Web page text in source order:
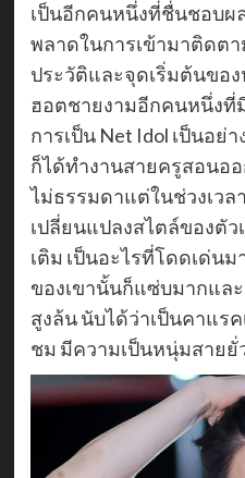
เป็นอีกคนหนึ่งที่ชื่นชอบผ
พลาดในการเข้ามาติดต
ประวัติและจุดเริ่มต้นขอ
ฮอตชายงามอีกคนหนึ่งที่
การเป็น Net Idol เป็นอย่
ก็ได้ทำงานสายครูสอนอ
ไม่ธรรมดาแต่ในช่วงเวล
เปลี่ยนแปลงสไตล์ของตัว
เติม เป็นอะไรที่โดดเด่น
ของเขานั้นก็แซ่บมากแล
สูงล้น นับได้ว่าเป็นคาแร
ชม มีความเป็นหนุ่มสายยั่